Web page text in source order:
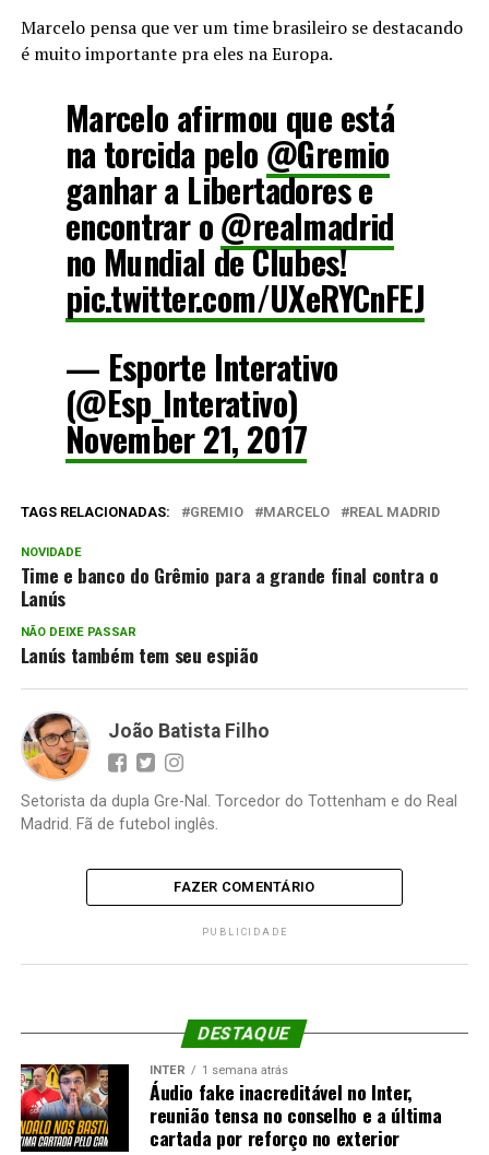
Marcelo pensa que ver um time brasileiro se destacando
é muito importante pra eles na Europa.
Marcelo afirmou que está
na torcida pelo @Gremio
ganhar a Libertadores e
encontrar o@realmadrid
no Mundial de Clubes!
pic.twitter.com/UXeRYCnFEJ
— Esporte Interativo
(@Esp_Interativo)
November 21, 2017
TAGS RELACIONADAS: GREMIO MARCELO REAL MADRID
NOVIDADE
Time e banco do Grêmio para a grande final contra o
Lanús
NÃO DEIXE PASSAR
Lanús também tem seu espião
João Batista Filho
Setorista da dupla Gre-Nal. Torcedor do Tottenham e do Real
Madrid. Fã de futebol inglês.
FAZER COMENTÁRIO
PUBLICIDADE
DESTAQUE
INTER 1 semana atrás
Áudio fake inacreditável no Inter,
reunião tensa no conselho e a última
cartada por reforço no exterior